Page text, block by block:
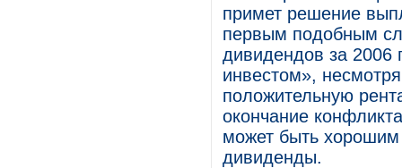
примет решение
первым подобным
дивидендов за 2006
инвестом»,
положительную
окончание
может быть хорошим
дивиденды.